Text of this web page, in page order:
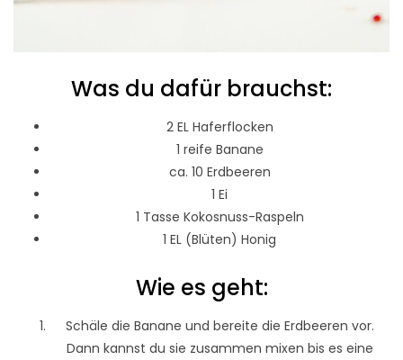
Was du dafür brauchst:
2 EL Haferflocken
1 reife Banane
ca. 10 Erdbeeren
1 Ei
1 Tasse Kokosnuss-Raspeln
1 EL (Blüten) Honig
Wie es geht:
Schäle die Banane und bereite die Erdbeeren vor.
Dann kannst du sie zusammen mixen bis es eine